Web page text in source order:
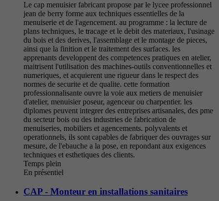
Le cap menuisier fabricant propose par le lycee professionnel
jean de berry forme aux techniques essentielles de la
menuiserie et de l'agencement. au programme : la lecture de
plans techniques, le tracage et le debit des materiaux, l'usinage
du bois et des derives, l'assemblage et le montage de pieces,
ainsi que la finition et le traitement des surfaces. les
apprenants developpent des competences pratiques en atelier,
maitrisent l'utilisation des machines-outils conventionnelles et
numeriques, et acquierent une rigueur dans le respect des
normes de securite et de qualite. cette formation
professionnalisante ouvre la voie aux metiers de menuisier
d'atelier, menuisier poseur, agenceur ou charpentier. les
diplomes peuvent integrer des entreprises artisanales, des pme
du secteur bois ou des industries de fabrication de
menuiseries, mobiliers et agencements. polyvalents et
operationnels, ils sont capables de fabriquer des ouvrages sur
mesure, de l'ebauche a la pose, en repondant aux exigences
techniques et esthetiques des clients.
Temps plein
En présentiel
CAP - Monteur en installations sanitaires